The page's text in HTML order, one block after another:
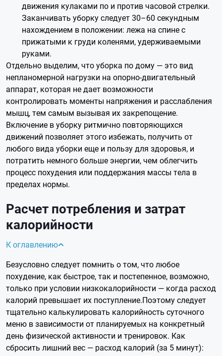
движения кулаками по и против часовой стрелки.
Заканчивать уборку следует 30–60 секундным
нахождением в положении: лежа на спине с
прижатыми к груди коленями, удерживаемыми
руками.
Отдельно выделим, что уборка по дому — это вид
непланомерной нагрузки на опорно-двигательный
аппарат, которая не дает возможности
контролировать моменты напряжения и расслабления
мышц, тем самым вызывая их закрепощение.
Включение в уборку ритмично повторяющихся
движений позволяет этого избежать, получить от
любого вида уборки еще и пользу для здоровья, и
потратить немного больше энергии, чем облегчить
процесс похудения или поддержания массы тела в
пределах нормы.
Расчет потребления и затрат
калорийности
К оглавлению
Безусловно следует помнить о том, что любое
похудение, как быстрое, так и постепенное, возможно,
только при условии низкокалорийности — когда расход
калорий превышает их поступление.Поэтому следует
тщательно калькулировать калорийность суточного
меню в зависимости от планируемых на конкретный
день физической активности и тренировок. Как
сбросить лишний вес — расход калорий (за 5 минут):